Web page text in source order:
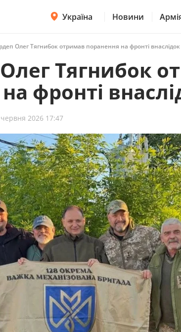
Україна Новини
Олег Тягнибок отримав поранення на фронті
Тягнибок
фронті
2026 17:47